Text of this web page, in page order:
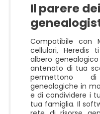
Il parere
Compatibile con
cellulari, Heredis
albero
antenato di tua
permettono
genealogiche in
e di condividere i
tua famiglia. Il